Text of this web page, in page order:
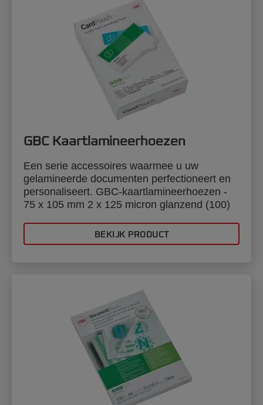
GBC Kaartlamineerhoezen
Een serie accessoires waarmee u uw
gelamineerde documenten perfectioneert en
personaliseert. GBC-kaartlamineerhoezen -
75 x 105 mm 2 x 125 micron glanzend (100)
BEKIJK PRODUCT